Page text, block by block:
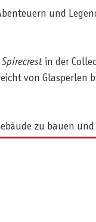
und
Spirecrestin der
von Glasperlen
zu bauen